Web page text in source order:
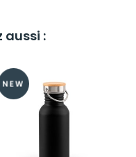
aussi :